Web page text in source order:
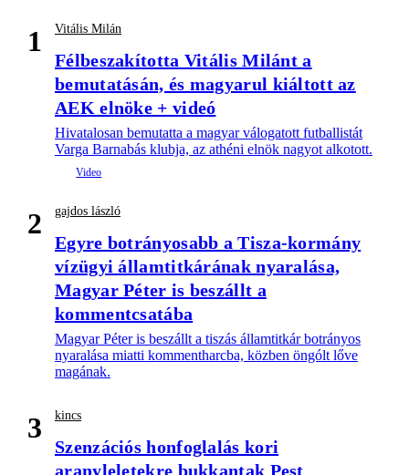
1 Vitális Milán
Félbeszakította Vitális Milánt a
bemutatásán, és magyarul kiáltott az
AEK elnöke + videó
Hivatalosan bemutatta a magyar válogatott futballistát
Varga Barnabás klubja, az athéni elnök nagyot alkotott.
2 gajdos lászló
Egyre botrányosabb a Tisza-kormány
vízügyi államtitkárának nyaralása,
Magyar Péter is beszállt a
kommentcsatába
Magyar Péter is beszállt a tiszás államtitkár botrányos
nyaralása miatti kommentharcba, közben öngólt lőve
magának.
3 kincs
Szenzációs honfoglalás kori
aranyleletekre bukkantak Pest